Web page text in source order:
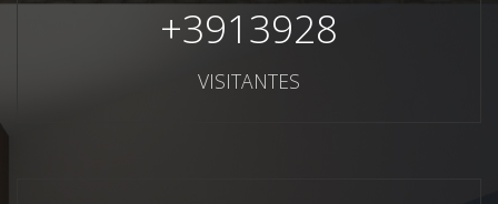
+3913928
VISITANTES